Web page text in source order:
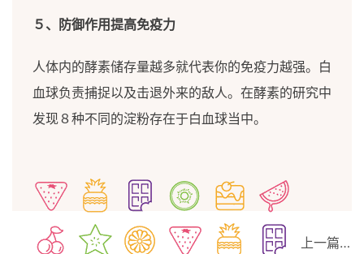
５、防御作用提高免疫力
人体内的酵素储存量越多就代表你的免疫力越强。白
血球负责捕捉以及击退外来的敌人。在酵素的研究中
发现８种不同的淀粉存在于白血球当中。
上一篇：